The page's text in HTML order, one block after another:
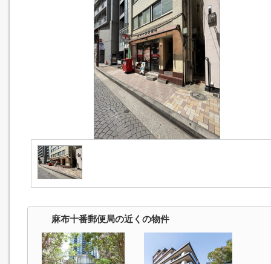
麻布十番郵便局の近くの物件